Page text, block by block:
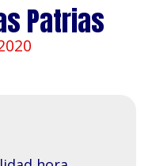
Patrias